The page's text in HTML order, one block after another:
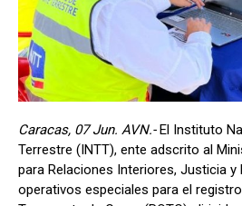
Caracas, 07 Jun. AVN.-El Instituto
Terrestre (INTT), ente adscrito al
para Relaciones Interiores, Justicia y
operativos especiales para el